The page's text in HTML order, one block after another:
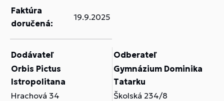
Faktúra
doručená:
19.9.2025
Dodávateľ
Orbis Pictus
Istropolitana
Hrachová 34
Odberateľ
Gymnázium Dominika
Tatarku
Školská 234/8